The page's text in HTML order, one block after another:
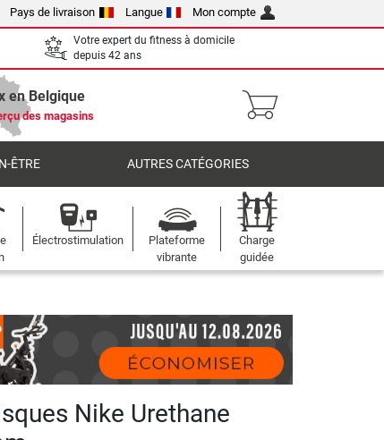
Pays de livraison Langue Mon compte
Votre expert du fitness à domicile
depuis 42 ans
en Belgique
des magasins
ÊTRE AUTRES CATÉGORIES
Électrostimulation
Plateforme
vibrante
Charge
guidée
Nike Urethane